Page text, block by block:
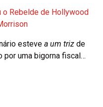
o Rebelde de Hollywood
esteve a um triz de
por uma bigorna fiscal…